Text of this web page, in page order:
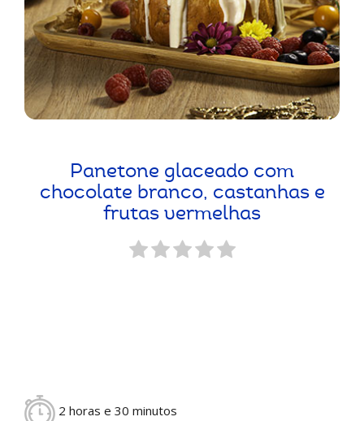
Panetone glaceado com
chocolate branco, castanhas e
frutas vermelhas
2 horas e 30 minutos